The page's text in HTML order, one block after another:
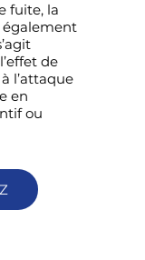
fuite, la
également
de
l’attaque
en
ou